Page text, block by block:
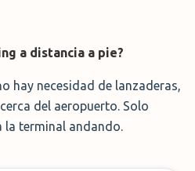
a distancia a pie?
hay necesidad de lanzaderas,
del aeropuerto. Solo
la terminal andando.